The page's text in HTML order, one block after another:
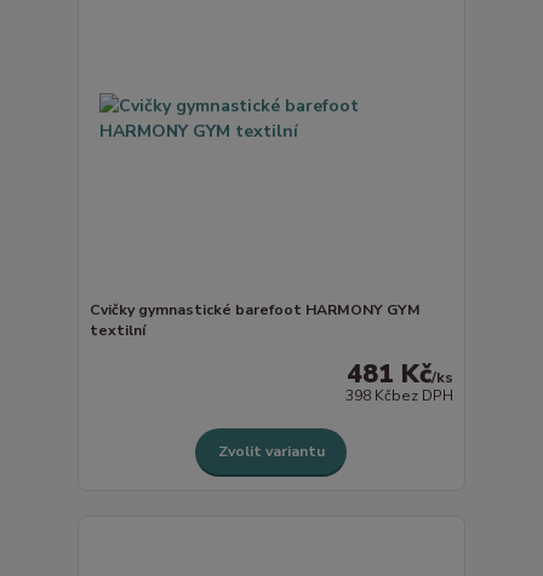
Cvičky gymnastické barefoot HARMONY GYM
textilní
481 Kč/ks
398 Kčbez DPH
Zvolit variantu